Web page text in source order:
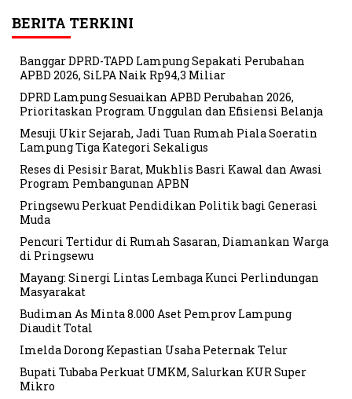
BERITA TERKINI
Banggar DPRD-TAPD Lampung Sepakati Perubahan
APBD 2026, SiLPA Naik Rp94,3 Miliar
DPRD Lampung Sesuaikan APBD Perubahan 2026,
Prioritaskan Program Unggulan dan Efisiensi Belanja
Mesuji Ukir Sejarah, Jadi Tuan Rumah Piala Soeratin
Lampung Tiga Kategori Sekaligus
Reses di Pesisir Barat, Mukhlis Basri Kawal dan Awasi
Program Pembangunan APBN
Pringsewu Perkuat Pendidikan Politik bagi Generasi
Muda
Pencuri Tertidur di Rumah Sasaran, Diamankan Warga
di Pringsewu
Mayang: Sinergi Lintas Lembaga Kunci Perlindungan
Masyarakat
Budiman As Minta 8.000 Aset Pemprov Lampung
Diaudit Total
Imelda Dorong Kepastian Usaha Peternak Telur
Bupati Tubaba Perkuat UMKM, Salurkan KUR Super
Mikro